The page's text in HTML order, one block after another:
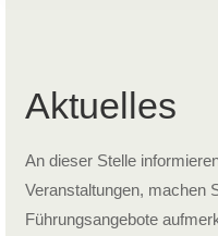
Aktuelles
An dieser Stelle
Veranstaltungen, machen
Führungsangebote